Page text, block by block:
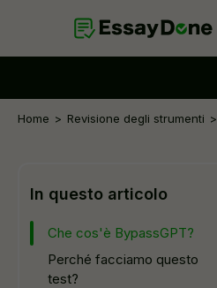
Home Revisione degli strumenti
In questo articolo
Che cos'è BypassGPT?
Perché facciamo questo
test?